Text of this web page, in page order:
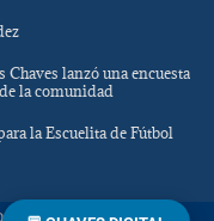
lanzó una encuesta
la comunidad
la Escuelita de Fútbol
los derechos